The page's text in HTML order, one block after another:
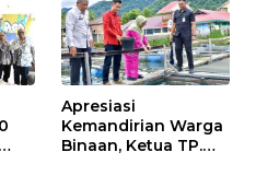
Apresiasi
Kemandirian Warga
Binaan, Ketua TP.